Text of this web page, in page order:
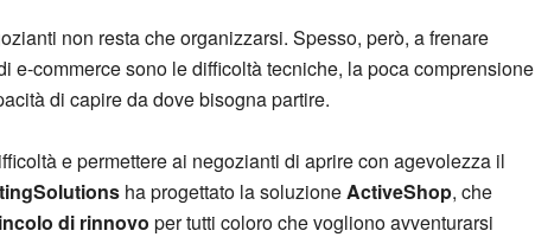
non resta che organizzarsi. Spesso, però, a frenare
e-commerce sono le difficoltà tecniche, la poca comprensione
di capire da dove bisogna partire.
e permettere ai negozianti di aprire con agevolezza il
ha progettato la soluzioneActiveShop, che
di rinnovo per tutti coloro che vogliono avventurarsi